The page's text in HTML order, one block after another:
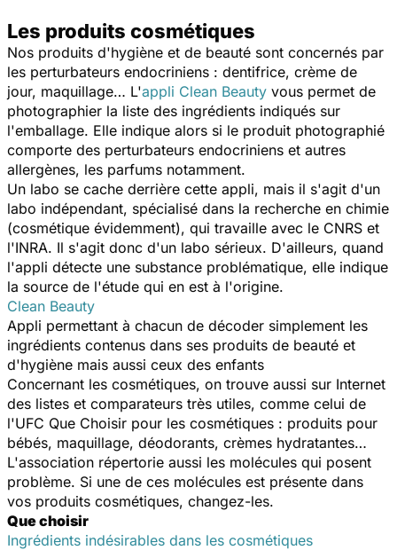
Les produits cosmétiques
Nos produits d'hygiène et de beauté sont concernés par
les perturbateurs endocriniens : dentifrice, crème de
jour, maquillage… L'appli Clean Beauty vous permet de
photographier la liste des ingrédients indiqués sur
l'emballage. Elle indique alors si le produit photographié
comporte des perturbateurs endocriniens et autres
allergènes, les parfums notamment.
Un labo se cache derrière cette appli, mais il s'agit d'un
labo indépendant, spécialisé dans la recherche en chimie
(cosmétique évidemment), qui travaille avec le CNRS et
l'INRA. Il s'agit donc d'un labo sérieux. D'ailleurs, quand
l'appli détecte une substance problématique, elle indique
la source de l'étude qui en est à l'origine.
Clean Beauty
Appli permettant à chacun de décoder simplement les
ingrédients contenus dans ses produits de beauté et
d'hygiène mais aussi ceux des enfants
Concernant les cosmétiques, on trouve aussi sur Internet
des listes et comparateurs très utiles, comme celui de
l'UFC Que Choisir pour les cosmétiques : produits pour
bébés, maquillage, déodorants, crèmes hydratantes…
L'association répertorie aussi les molécules qui posent
problème. Si une de ces molécules est présente dans
vos produits cosmétiques, changez-les.
Que choisir
Ingrédients indésirables dans les cosmétiques